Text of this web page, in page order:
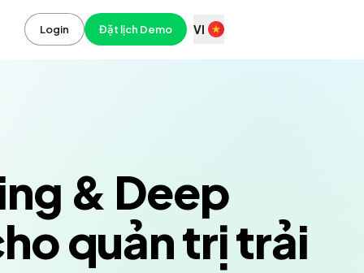
Login Đặt lịch Demo VI
& Deep
quản trị trải